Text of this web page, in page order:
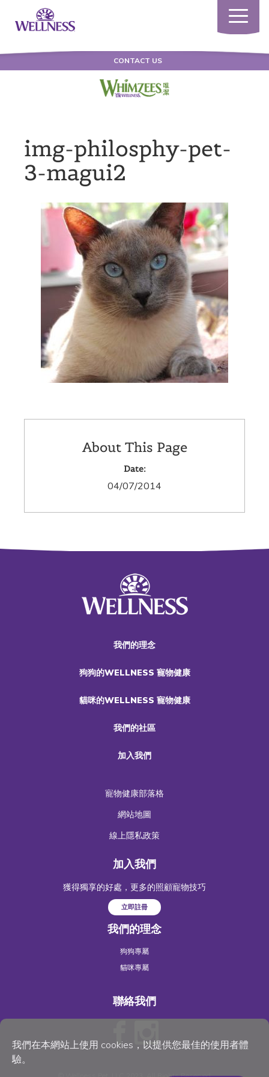
我們在本網站上使用 cookies，以提供您最佳的使用者體
驗。
Toggle
CONTACT US
img-philosphy-pet-
3-magui2
About This Page
Date:
04/07/2014
我們的理念
狗狗的WELLNESS 寵物健康
貓咪的WELLNESS 寵物健康
我們的社區
加入我們
寵物健康部落格
網站地圖
線上隱私政策
加入我們
獲得獨享的好處，更多的照顧寵物技巧
立即註冊
我們的理念
狗狗專屬
貓咪專屬
聯絡我們